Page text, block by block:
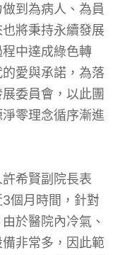
到為病人、為員
將秉持永續發展
中達成綠色轉
愛與承諾，為落
委員會，以此團
零理念循序漸進
希賢副院長表
個月時間，針對
於醫院內冷氣、
非常多，因此範